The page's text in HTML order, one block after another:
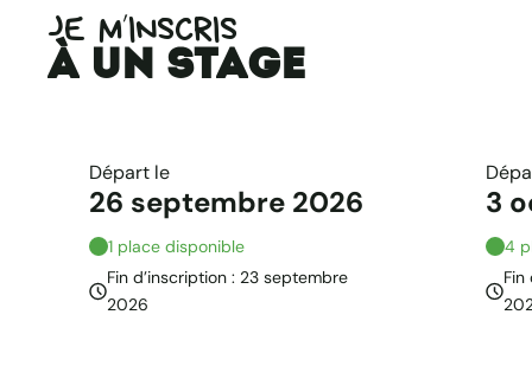
JE M’INSCRIS
à un stage
Départ le
26 septembre 2026
1 place disponible
Fin d’inscription : 23 septembre
2026
3
4